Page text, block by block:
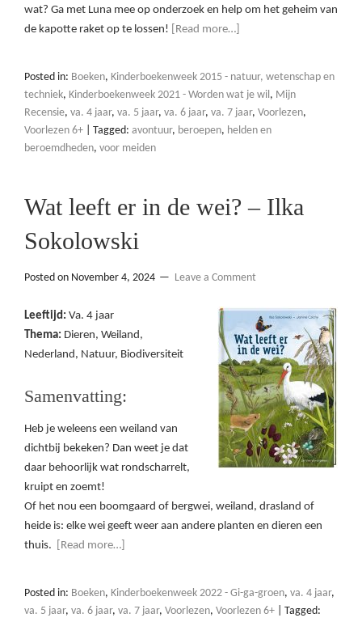
wat? Ga met Luna mee op onderzoek en help om het geheim van
de kapotte raket op te lossen!
[Read more…]
Posted in: Boeken, Kinderboekenweek 2015 - natuur, wetenschap en
techniek, Kinderboekenweek 2021 - Worden wat je wil, Mijn
Recensie, va. 4 jaar, va. 5 jaar, va. 6 jaar, va. 7 jaar, Voorlezen,
Voorlezen 6+
Tagged: avontuur, beroepen, helden en
beroemdheden, voor meiden
Wat leeft er in de wei? – Ilka
Sokolowski
Posted on November 4, 2024 Leave a Comment
Leeftijd: Va. 4 jaar
Thema: Dieren, Weiland,
Nederland, Natuur, Biodiversiteit
Samenvatting:
Heb je weleens een weiland van
dichtbij bekeken? Dan weet je dat
daar behoorlijk wat rondscharrelt,
kruipt en zoemt!
Of het nou een boomgaard of bergwei, weiland, drasland of
heide is: elke wei geeft weer aan andere planten en dieren een
thuis.
[Read more…]
Posted in: Boeken, Kinderboekenweek 2022 - Gi-ga-groen, va. 4 jaar,
va. 5 jaar, va. 6 jaar, va. 7 jaar, Voorlezen, Voorlezen 6+
Tagged: